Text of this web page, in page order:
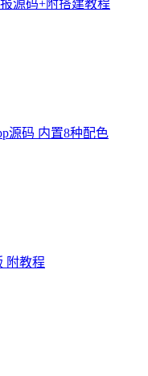
源码+附搭建教程
源码 内置8种配色
附教程